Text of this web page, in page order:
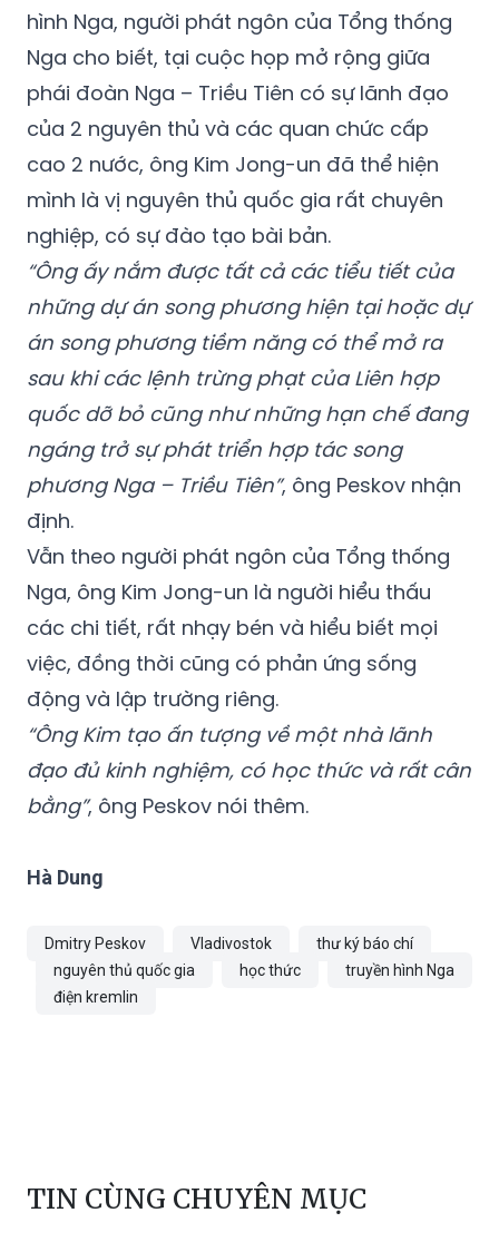
hình Nga, người phát ngôn của Tổng thống
Nga cho biết, tại cuộc họp mở rộng giữa
phái đoàn Nga – Triều Tiên có sự lãnh đạo
của 2 nguyên thủ và các quan chức cấp
cao 2 nước, ông Kim Jong-un đã thể hiện
mình là vị nguyên thủ quốc gia rất chuyên
nghiệp, có sự đào tạo bài bản.
“Ông ấy nắm được tất cả các tiểu tiết của
những dự án song phương hiện tại hoặc dự
án song phương tiềm năng có thể mở ra
sau khi các lệnh trừng phạt của Liên hợp
quốc dỡ bỏ cũng như những hạn chế đang
ngáng trở sự phát triển hợp tác song
phương Nga – Triều Tiên”, ông Peskov nhận
định.
Vẫn theo người phát ngôn của Tổng thống
Nga, ông Kim Jong-un là người hiểu thấu
các chi tiết, rất nhạy bén và hiểu biết mọi
việc, đồng thời cũng có phản ứng sống
động và lập trường riêng.
“Ông Kim tạo ấn tượng về một nhà lãnh
đạo đủ kinh nghiệm, có học thức và rất cân
bằng”, ông Peskov nói thêm.
Hà Dung
Dmitry Peskov Vladivostok
thư ký báo chí
nguyên thủ quốc gia
học thức
truyền hình Nga
điện kremlin
TIN CÙNG CHUYÊN MỤC